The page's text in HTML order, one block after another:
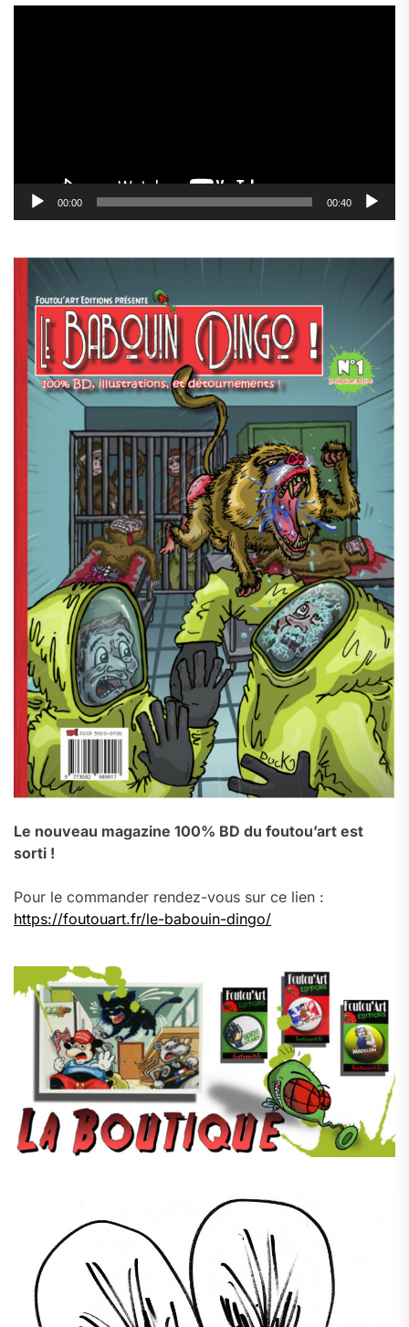
00:00 00:40
Le nouveau magazine 100% BD du foutou’art est
sorti !
Pour le commander rendez-vous sur ce lien :
https://foutouart.fr/le-babouin-dingo/